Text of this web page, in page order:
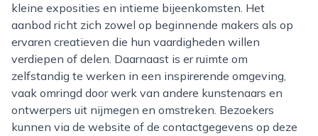
kleine exposities en intieme bijeenkomsten. Het
aanbod richt zich zowel op beginnende makers als op
ervaren creatieven die hun vaardigheden willen
verdiepen of delen. Daarnaast is er ruimte om
zelfstandig te werken in een inspirerende omgeving,
vaak omringd door werk van andere kunstenaars en
ontwerpers uit nijmegen en omstreken. Bezoekers
kunnen via de website of de contactgegevens op deze